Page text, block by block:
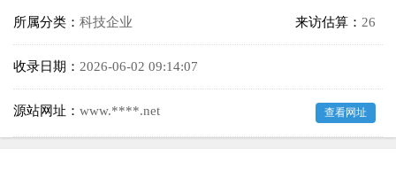
所属分类： 科技企业 来访估算： 26
收录日期： 2026-06-02 09:14:07
源站网址： www.****.net 查看网址